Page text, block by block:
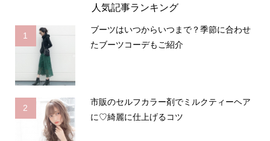
人気記事ランキング
1
ブーツはいつからいつまで？季節に合わせ
たブーツコーデもご紹介
2
市販のセルフカラー剤でミルクティーヘア
に♡綺麗に仕上げるコツ